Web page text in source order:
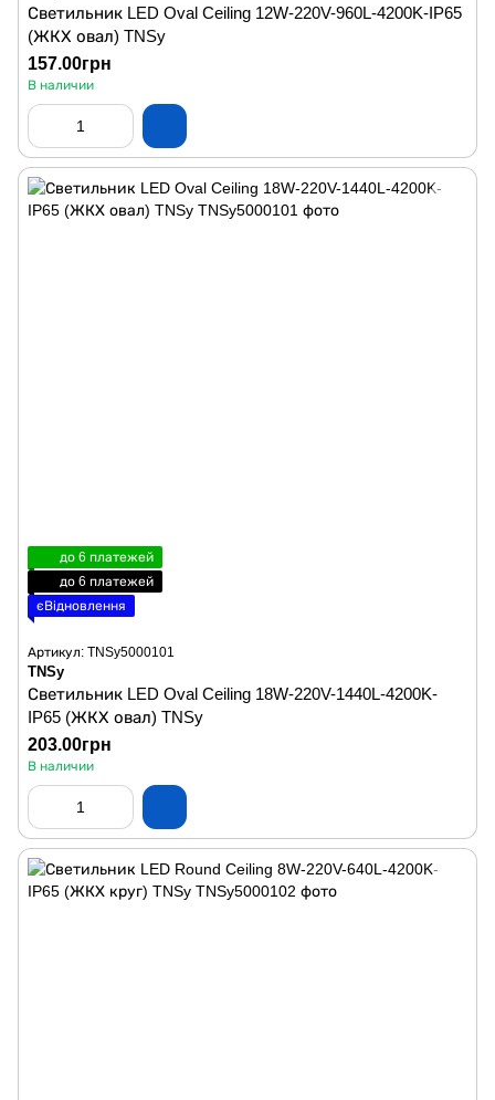
Светильник LED Oval Ceiling 12W-220V-960L-4200K-IP65
(ЖКХ овал) TNSy
157.00грн
В наличии
до 6 платежей
до 6 платежей
єВідновлення
Артикул: TNSy5000101
TNSy
Светильник LED Oval Ceiling 18W-220V-1440L-4200K-
IP65 (ЖКХ овал) TNSy
203.00грн
В наличии